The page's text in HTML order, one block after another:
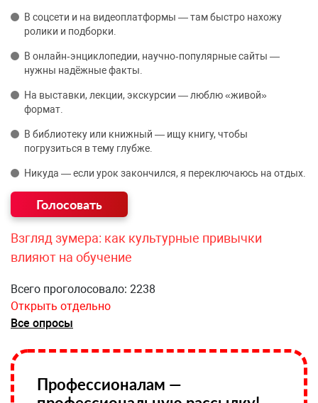
В соцсети и на видеоплатформы — там быстро нахожу
ролики и подборки.
В онлайн‑энциклопедии, научно‑популярные сайты —
нужны надёжные факты.
На выставки, лекции, экскурсии — люблю «живой»
формат.
В библиотеку или книжный — ищу книгу, чтобы
погрузиться в тему глубже.
Никуда — если урок закончился, я переключаюсь на отдых.
Взгляд зумера: как культурные привычки
влияют на обучение
Всего проголосовало: 2238
Открыть отдельно
Все опросы
Профессионалам —